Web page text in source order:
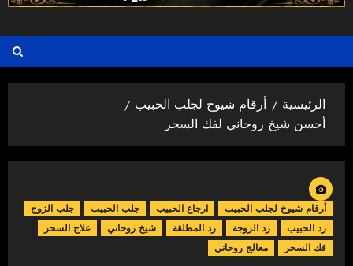
الرئيسية
أرقام شيوخ لجلب الحبيب
أحسن شيخ روحاني لفك السحر
أرقام شيوخ لجلب الحبيب ارجاع الحبيب جلب الحبيب
جلب الزوج
رد الحبيب
رد الزوجة رد المطلقة شيخ روحاني
علاج السحر
فك السحر
معالج روحاني